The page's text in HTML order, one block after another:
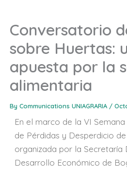
Conversatorio
sobre Huertas:
apuesta por la
alimentaria
By Communications UNIAGRARIA /
En el marco de la VI
de Pérdidas y Desperdicio de
organizada por la Secretaría
Desarrollo Económico de